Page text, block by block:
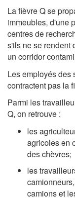
La fièvre Q se
immeubles, d'une
centres de
s'ils ne se rendent
un corridor
Les employés des
contractent pas la
Parmi les
Q, on retrouve :
les
agricoles en
des chèvres;
les
camions et